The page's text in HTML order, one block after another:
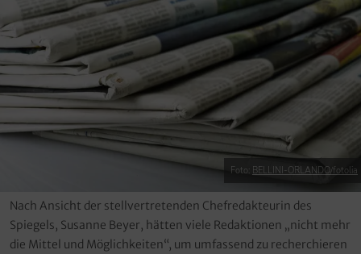
Foto: BELLINI-ORLANDO/fotolia
Nach Ansicht der stellvertretenden Chefredakteurin des
Spiegels, Susanne Beyer, hätten viele Redaktionen „nicht mehr
die Mittel und Möglichkeiten“, um umfassend zu recherchieren